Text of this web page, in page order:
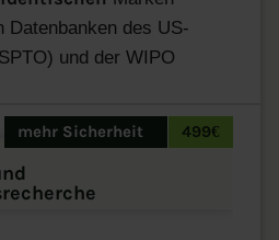
Datenbanken des US-
und der WIPO
mehr Sicherheit 499€